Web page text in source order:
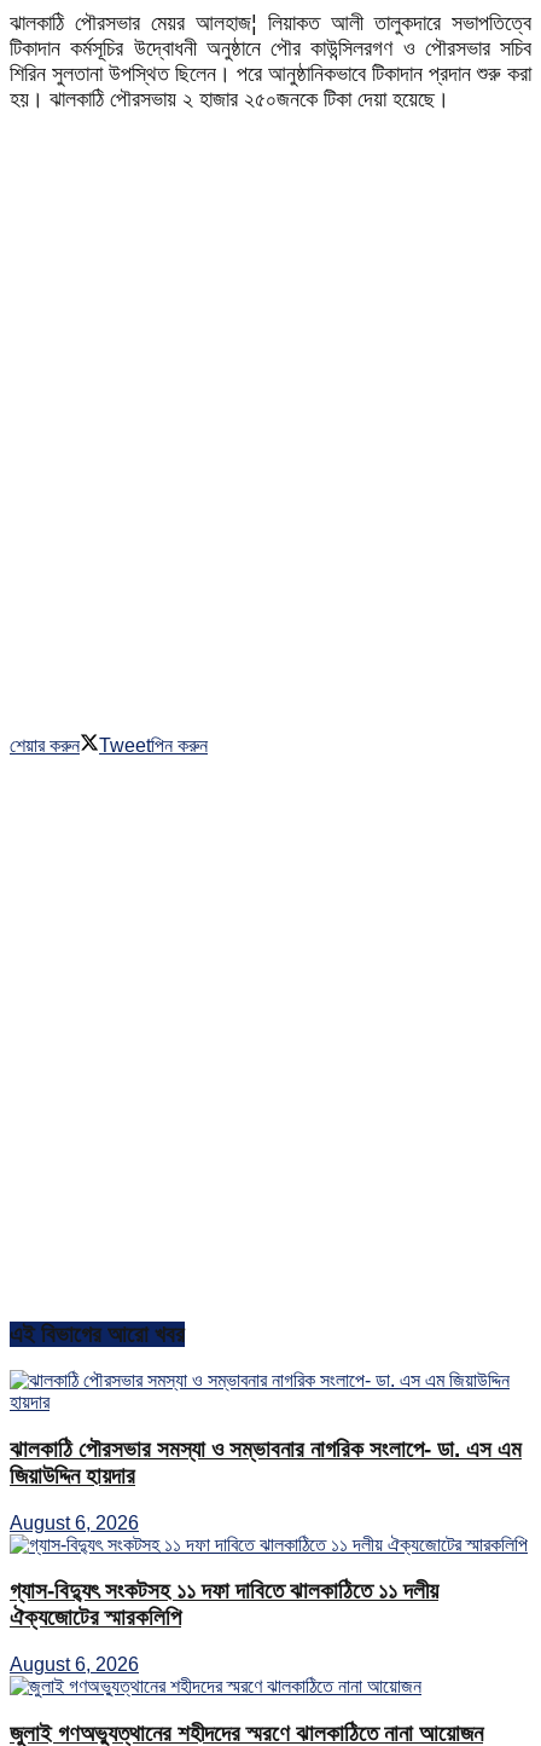
ঝালকাঠি পৌরসভার মেয়র আলহাজ¦ লিয়াকত আলী তালুকদারে সভাপতিত্বে
টিকাদান কর্মসূচির উদ্বোধনী অনুষ্ঠানে পৌর কাউন্সিলরগণ ও পৌরসভার সচিব
শিরিন সুলতানা উপস্থিত ছিলেন। পরে আনুষ্ঠানিকভাবে টিকাদান প্রদান শুরু করা
হয়। ঝালকাঠি পৌরসভায় ২ হাজার ২৫০জনকে টিকা দেয়া হয়েছে।
শেয়ার করুন Tweetপিন করুন
এই বিভাগের আরো খবর
ঝালকাঠি পৌরসভার সমস্যা ও সম্ভাবনার নাগরিক সংলাপে- ডা. এস এম
জিয়াউদ্দিন হায়দার
August 6, 2026
গ্যাস-বিদ্যুৎ সংকটসহ ১১ দফা দাবিতে ঝালকাঠিতে ১১ দলীয়
ঐক্যজোটের স্মারকলিপি
August 6, 2026
জুলাই গণঅভ্যুত্থানের শহীদদের স্মরণে ঝালকাঠিতে নানা আয়োজন